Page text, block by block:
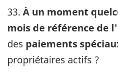
33. À un moment
mois de référence de
des paiements
propriétaires actifs ?